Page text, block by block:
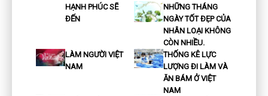
HẠNH PHÚC SẼ
ĐẾN
NHỮNG THÁNG
NGÀY TỐT ĐẸP CỦA
NHÂN LOẠI KHÔNG
CÒN NHIỀU.
LÀM NGƯỜI VIỆT
NAM
THỐNG KÊ LỰC
LƯỢNG ĐI LÀM VÀ
ĂN BÁM Ở VIỆT
NAM